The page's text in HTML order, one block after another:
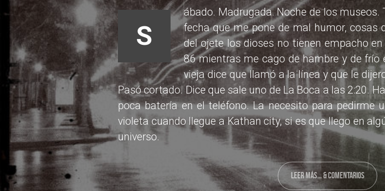
S
ábado. Madrugada. Noche de los museos.
fecha que me pone de mal humor, cosas
del ojete los dioses no tienen empacho
86 mientras me cago de hambre y de frío
vieja dice que llamó a la línea y que le
Pasó cortado. Dice que sale uno de La Boca a las 2:20.
poca batería en el teléfono. La necesito para pedirme
violeta cuando llegue a Kathan city, si es que llego en
universo.
LEER MÁS... & COMENTARIOS